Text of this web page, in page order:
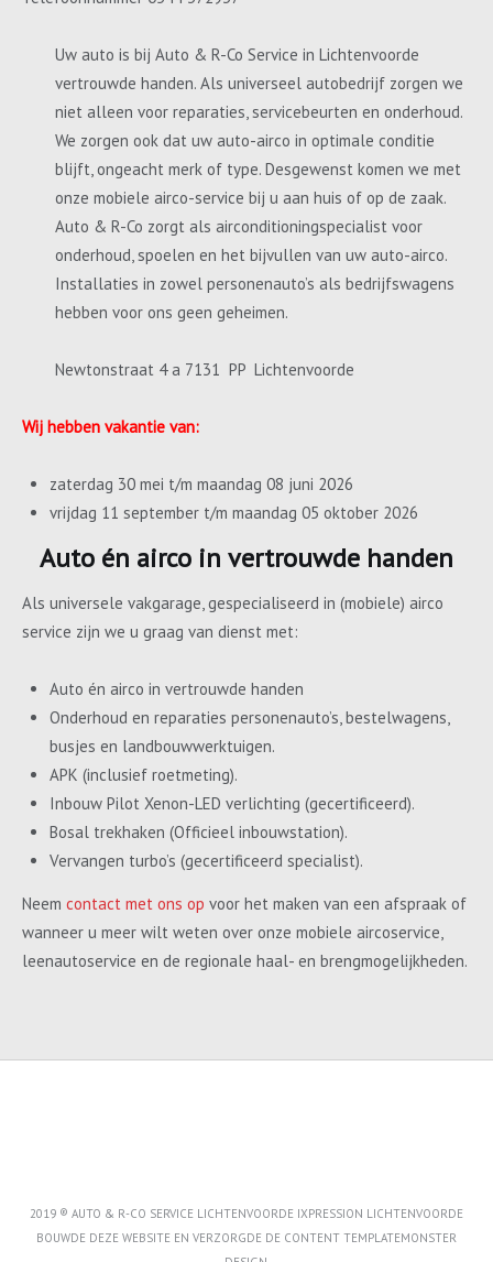
Uw auto is bij Auto & R-Co Service in Lichtenvoorde
vertrouwde handen. Als universeel autobedrijf zorgen we
niet alleen voor reparaties, servicebeurten en onderhoud.
We zorgen ook dat uw auto-airco in optimale conditie
blijft, ongeacht merk of type. Desgewenst komen we met
onze mobiele airco-service bij u aan huis of op de zaak.
Auto & R-Co zorgt als airconditioningspecialist voor
onderhoud, spoelen en het bijvullen van uw auto-airco.
Installaties in zowel personenauto’s als bedrijfswagens
hebben voor ons geen geheimen.
Newtonstraat 4 a 7131 PP Lichtenvoorde
Wij hebben vakantie van:
zaterdag 30 mei t/m maandag 08 juni 2026
vrijdag 11 september t/m maandag 05 oktober 2026
Auto én airco in vertrouwde handen
Als universele vakgarage, gespecialiseerd in (mobiele) airco
service zijn we u graag van dienst met:
Auto én airco in vertrouwde handen
Onderhoud en reparaties personenauto’s, bestelwagens,
busjes en landbouwwerktuigen.
APK (inclusief roetmeting).
Inbouw Pilot Xenon-LED verlichting (gecertificeerd).
Bosal trekhaken (Officieel inbouwstation).
Vervangen turbo’s (gecertificeerd specialist).
Neem contact met ons op voor het maken van een afspraak of
wanneer u meer wilt weten over onze mobiele aircoservice,
leenautoservice en de regionale haal- en brengmogelijkheden.
2019 ® AUTO & R-CO SERVICE LICHTENVOORDE IXPRESSION LICHTENVOORDE
BOUWDE DEZE WEBSITE EN VERZORGDE DE CONTENT TEMPLATEMONSTER